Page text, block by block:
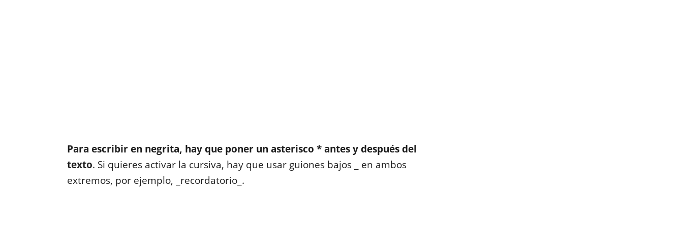
Para escribir en negrita, hay que poner un asterisco * antes y después del
texto. Si quieres activar la cursiva, hay que usar guiones bajos _ en ambos
extremos, por ejemplo, _recordatorio_.